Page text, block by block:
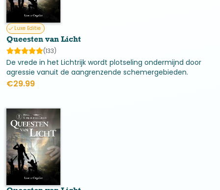
Luxe Editie
Queesten van Licht
(133)
De vrede in het Lichtrijk wordt plotseling ondermijnd door
agressie vanuit de aangrenzende schemergebieden.
Verschillende lichtstrijders worden op pad gestuurd naar
€29.99